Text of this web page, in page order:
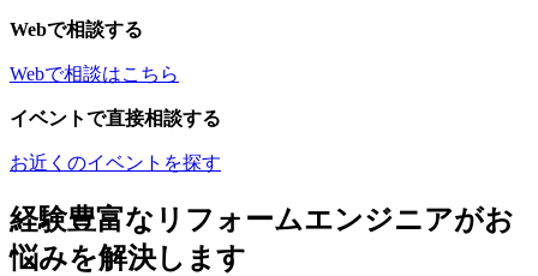
Webで相談する
Webで相談はこちら
イベントで直接相談する
お近くのイベントを探す
経験豊富なリフォームエンジニアがお
悩みを解決します